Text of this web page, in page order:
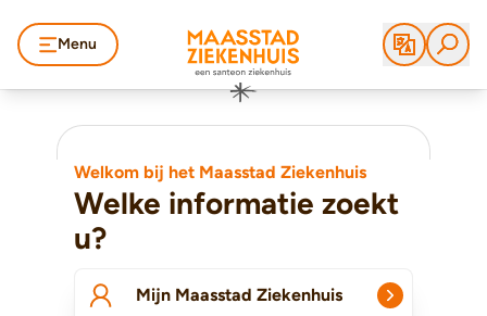
Menu
Welkom bij het Maasstad Ziekenhuis
Welke informatie zoekt
u?
Mijn Maasstad Ziekenhuis